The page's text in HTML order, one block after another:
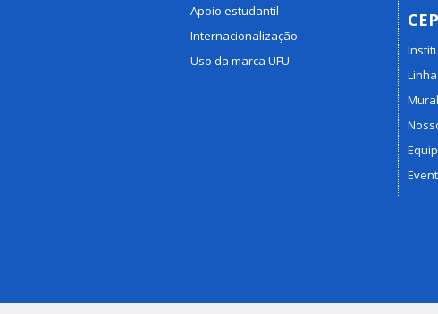
Apoio estudantil
Internacionalização
Uso da marca UFU